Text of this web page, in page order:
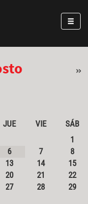
»
JUE VIE
SÁB
1
6 7
8
13 14
15
20 21
22
27 28
29